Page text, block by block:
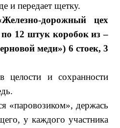
и передает щетку.
дорожный цех
по 12 штук коробок из –
меди») 6 стоек, 3
целости и сохранности
«паровозиком», держась
у каждого участника